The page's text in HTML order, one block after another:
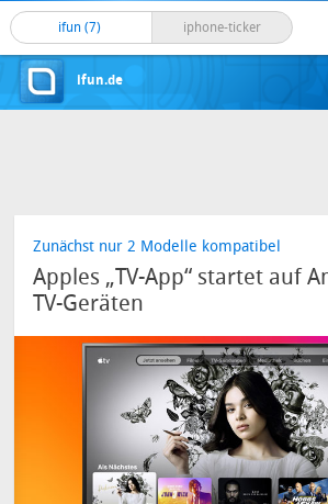
ifun (7) iphone-ticker
ifun.de
Zunächst nur 2 Modelle kompatibel
Apples „TV-App“ startet auf
TV-Geräten